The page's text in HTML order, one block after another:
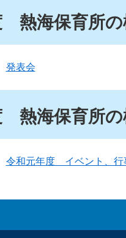
熱海保育所の
発表会
熱海保育所の
令和元年度 イベント、行